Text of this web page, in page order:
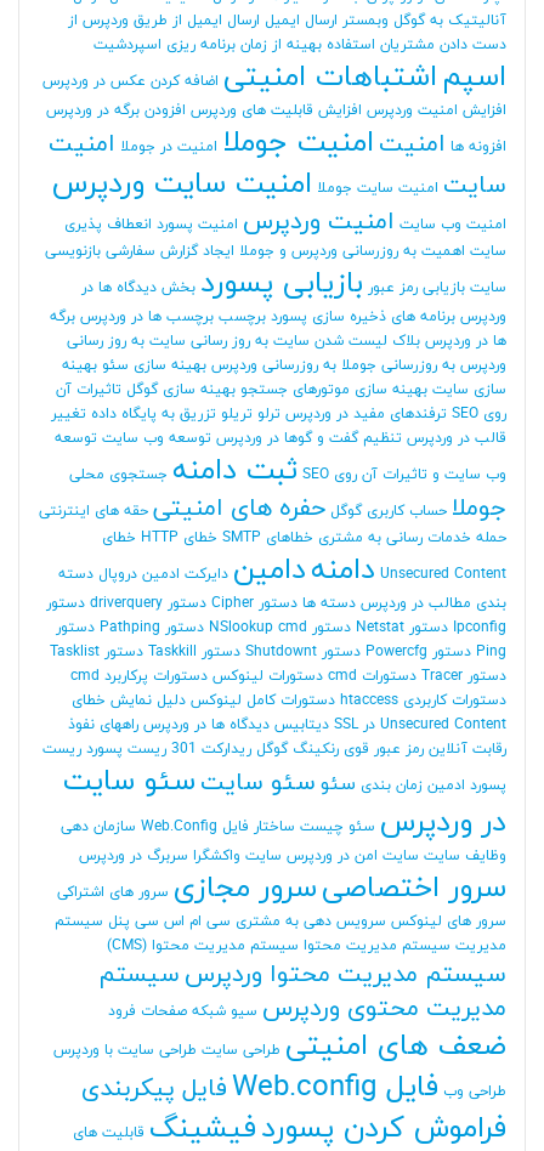
آنالیتیک به گوگل وبمستر ارسال ایمیل ارسال ایمیل از طریق وردپرس از
دست دادن مشتریان استفاده بهینه از زمان برنامه ریزی اسپردشیت
اسپم اشتباهات امنیتی اضافه کردن عکس در وردپرس
افزایش امنیت وردپرس افزایش قابلیت های وردپرس افزودن برگه در وردپرس
افزونه ها امنیت امنیت جوملا امنیت در جوملا امنیت
سایت امنیت سایت جوملا امنیت سایت وردپرس
امنیت وب سایت امنیت وردپرس امنیت پسورد انعطاف پذیری
سایت اهمیت به روزرسانی وردپرس و جوملا ایجاد گزارش سفارشی بازنویسی
سایت بازیابی رمز عبور بازیابی پسورد بخش دیدگاه ها در
وردپرس برنامه های ذخیره سازی پسورد برچسب برچسب ها در وردپرس برگه
ها در وردپرس بلاک لیست شدن سایت به روز رسانی سایت به روز رسانی
وردپرس به روزرسانی جوملا به روزرسانی وردپرس بهینه سازی سئو بهینه
سازی سایت بهینه سازی موتورهای جستجو بهینه سازی گوگل تاثیرات آن
روی SEO
ترفندهای مفید در وردپرس ترلو تریلو تزریق به پایگاه داده تغییر
قالب در وردپرس تنظیم گفت و گوها در وردپرس توسعه وب سایت توسعه
وب سایت و تاثیرات آن روی SEO
ثبت دامنه جستجوی محلی
جوملا حساب کاربری گوگل حفره های امنیتی حقه های اینترنتی
حمله خدمات رسانی به مشتری خطاهای SMTP خطای HTTP
خطای
Unsecured Content دامنهدامین دایرکت ادمین دروپال دسته
بندی مطالب در وردپرس دسته ها دستور Cipher دستور driverquery
دستور
Ipconfig دستور Netstat دستور NSlookup cmd دستور Pathping
دستور
Ping دستور Powercfg دستور Shutdownt دستور Taskkill
دستور Tasklist
دستور Tracer
دستورات cmd دستورات لینوکس دستورات پرکاربرد cmd
دستورات کاربردی htaccess
دستورات کامل لینوکس دلیل نمایش خطای
Unsecured Content در SSL
دیتابیس دیدگاه ها در وردپرس راههای نفوذ
رقابت آنلاین رمز عبور قوی رنکینگ گوگل ریدارکت 301 ریست پسورد ریست
پسورد ادمین زمان بندی سئو سئو سایت سئو سایت
در وردپرس سئو چیست ساختار فایل Web.Config
سازمان دهی
وظایف سایت سایت امن در وردپرس سایت واکشگرا سربرگ در وردپرس
سرور اختصاصیسرور مجازی سرور های اشتراکی
سرور های لینوکس سرویس دهی به مشتری سی ام اس سی پنل سیستم
مدیریت سیستم مدیریت محتوا سیستم مدیریت محتوا (CMS)
سیستم مدیریت محتوا وردپرس سیستم
مدیریت محتوی وردپرس سیو شبکه صفحات فرود
ضعف های امنیتی طراحی سایت طراحی سایت با وردپرس
طراحی وب فایل Web.config فایل پیکربندی
فراموش کردن پسوردفیشینگ قابلیت های